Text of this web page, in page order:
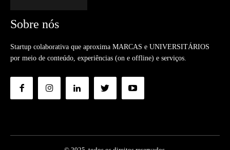
Sobre nós
Startup colaborativa que aproxima MARCAS e UNIVERSITÁRIOS
por meio de conteúdo, experiências (on e offline) e serviços.